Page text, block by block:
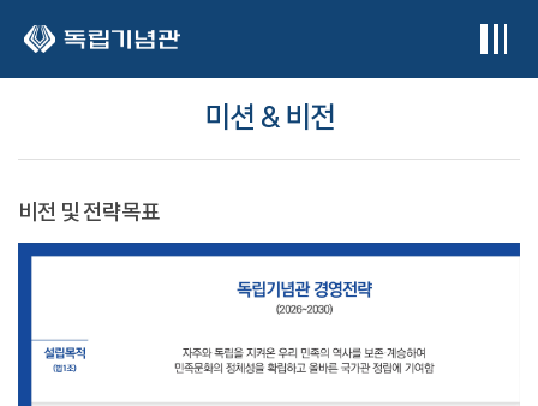
미션 & 비전
비전 및 전략목표